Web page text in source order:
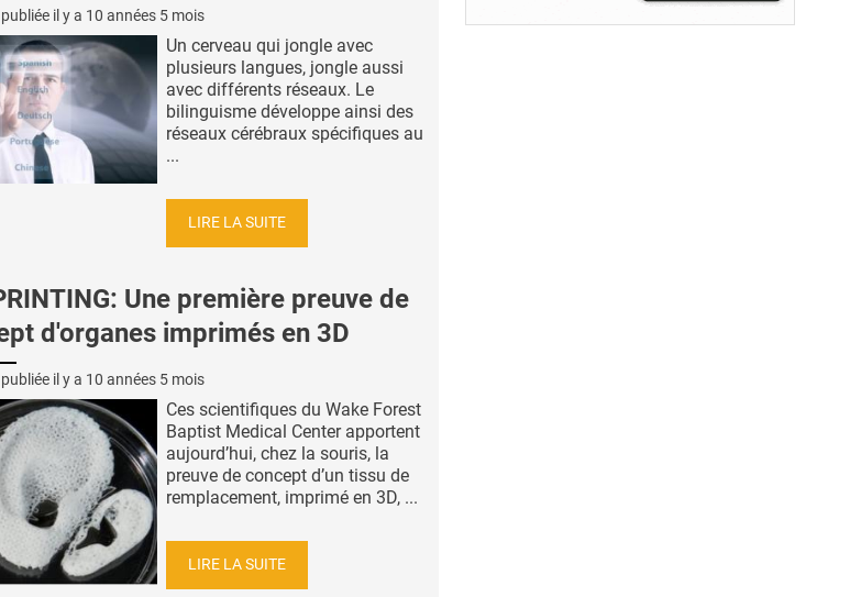
il y a 10 années 5 mois
Un cerveau qui jongle avec
plusieurs langues, jongle aussi
avec différents réseaux. Le
bilinguisme développe ainsi des
réseaux cérébraux spécifiques au
...
LIRE LA SUITE
Une première preuve de
d'organes imprimés en 3D
il y a 10 années 5 mois
Ces scientifiques du Wake Forest
Baptist Medical Center apportent
aujourd’hui, chez la souris, la
preuve de concept d’un tissu de
remplacement, imprimé en 3D, ...
LIRE LA SUITE